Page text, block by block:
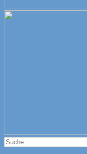
Suche
nach: